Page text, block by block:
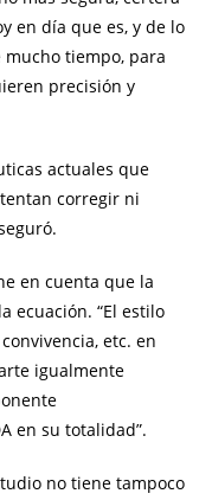
en día que es, y de lo
tiempo, para
precisión y
actuales que
corregir ni
en cuenta que la
ecuación. “El estilo
etc. en
igualmente
en su totalidad”.
no tiene tampoco